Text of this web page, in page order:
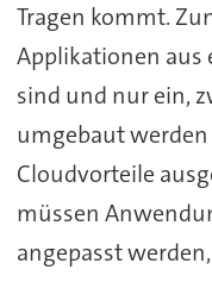
Tragen kommt.
Applikationen aus
sind und nur ein,
umgebaut
Cloudvorteile
müssen
angepasst